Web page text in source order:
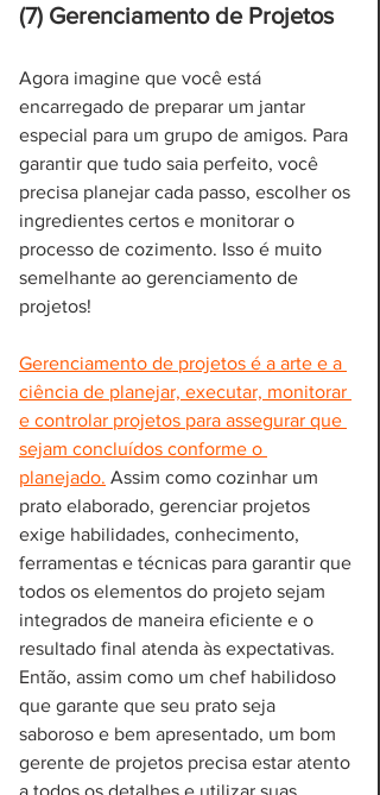
(7) Gerenciamento de Projetos
Agora imagine que você está
encarregado de preparar um jantar
especial para um grupo de amigos. Para
garantir que tudo saia perfeito, você
precisa planejar cada passo, escolher os
ingredientes certos e monitorar o
processo de cozimento. Isso é muito
semelhante ao gerenciamento de
projetos!
Gerenciamento de projetos é a arte e a
ciência de planejar, executar, monitorar
e controlar projetos para assegurar que
sejam concluídos conforme o
planejado. Assim como cozinhar um
prato elaborado, gerenciar projetos
exige habilidades, conhecimento,
ferramentas e técnicas para garantir que
todos os elementos do projeto sejam
integrados de maneira eficiente e o
resultado final atenda às expectativas.
Então, assim como um chef habilidoso
que garante que seu prato seja
saboroso e bem apresentado, um bom
gerente de projetos precisa estar atento
a todos os detalhes e utilizar suas